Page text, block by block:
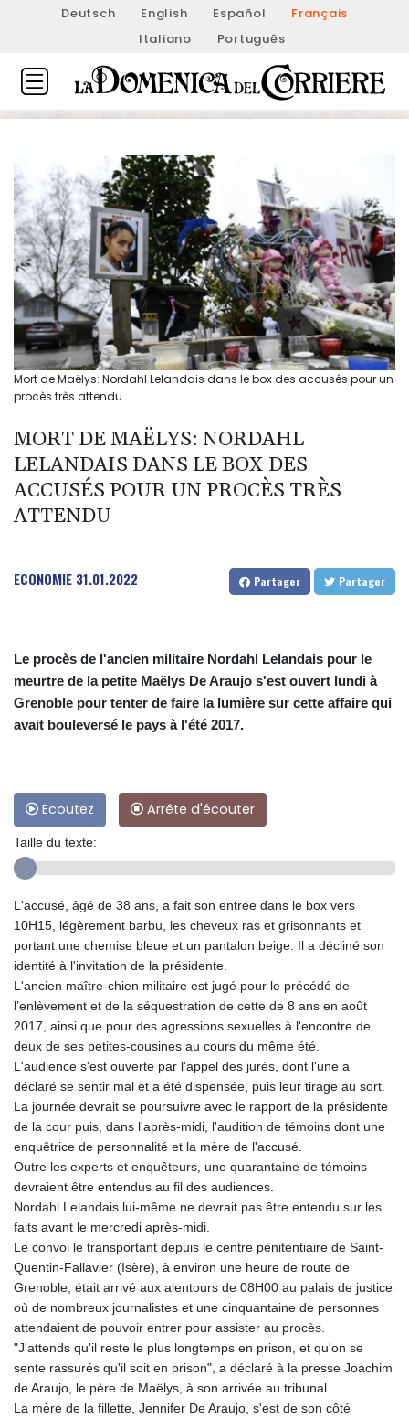
Deutsch English Español
Français
Italiano
Português
Mort de Maëlys: Nordahl Lelandais dans le box des accusés pour un
procès très attendu
MORT DE MAËLYS: NORDAHL
LELANDAIS DANS LE BOX DES
ACCUSÉS POUR UN PROCÈS TRÈS
ATTENDU
ECONOMIE 31.01.2022 Partager Partager
Le procès de l'ancien militaire Nordahl Lelandais pour le
meurtre de la petite Maëlys De Araujo s'est ouvert lundi à
Grenoble pour tenter de faire la lumière sur cette affaire qui
avait bouleversé le pays à l'été 2017.
Ecoutez Arrête d'écouter
Taille du texte:
L'accusé, âgé de 38 ans, a fait son entrée dans le box vers
10H15, légèrement barbu, les cheveux ras et grisonnants et
portant une chemise bleue et un pantalon beige. Il a décliné son
identité à l'invitation de la présidente.
L'ancien maître-chien militaire est jugé pour le précédé de
l’enlèvement et de la séquestration de cette de 8 ans en août
2017, ainsi que pour des agressions sexuelles à l'encontre de
deux de ses petites-cousines au cours du même été.
L'audience s'est ouverte par l'appel des jurés, dont l'une a
déclaré se sentir mal et a été dispensée, puis leur tirage au sort.
La journée devrait se poursuivre avec le rapport de la présidente
de la cour puis, dans l'après-midi, l'audition de témoins dont une
enquêtrice de personnalité et la mère de l'accusé.
Outre les experts et enquêteurs, une quarantaine de témoins
devraient être entendus au fil des audiences.
Nordahl Lelandais lui-même ne devrait pas être entendu sur les
faits avant le mercredi après-midi.
Le convoi le transportant depuis le centre pénitentiaire de Saint-
Quentin-Fallavier (Isère), à environ une heure de route de
Grenoble, était arrivé aux alentours de 08H00 au palais de justice
où de nombreux journalistes et une cinquantaine de personnes
attendaient de pouvoir entrer pour assister au procès.
"J'attends qu'il reste le plus longtemps en prison, et qu'on se
sente rassurés qu'il soit en prison", a déclaré à la presse Joachim
de Araujo, le père de Maëlys, à son arrivée au tribunal.
La mère de la fillette, Jennifer De Araujo, s'est de son côté